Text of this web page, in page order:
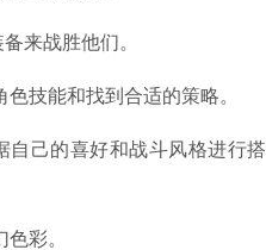
来战胜他们。
技能和找到合适的策略。
自己的喜好和战斗风格进行搭
彩。